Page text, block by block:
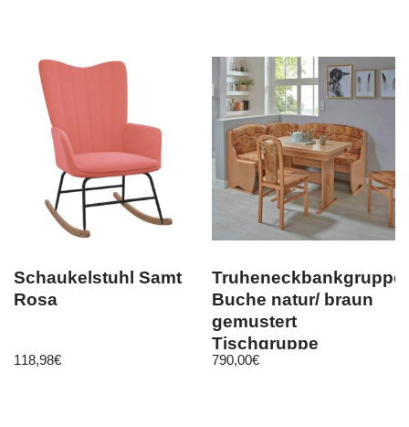
Schaukelstuhl Samt
Rosa
118,98€
Truheneckbankgruppe
Buche natur/ braun
gemustert
Tischgruppe
Essgruppe Essecke
790,00€